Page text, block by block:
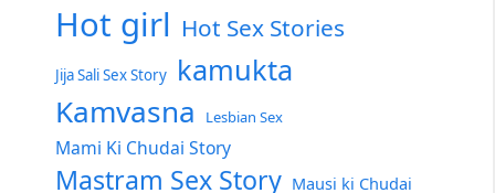
Hot girl Hot Sex Stories
Jija Sali Sex Story kamukta
Kamvasna Lesbian Sex
Mami Ki Chudai Story
Mastram Sex Story Mausi ki Chudai